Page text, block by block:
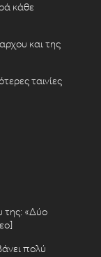
κάθε
και της
ταινίες
της: «Δύο
πολύ